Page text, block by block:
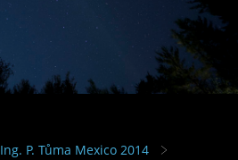
Ing. P. Tůma Mexico 2014